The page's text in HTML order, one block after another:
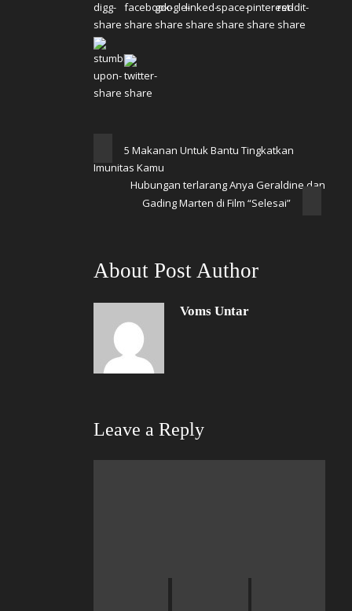
5 Makanan Untuk Bantu Tingkatkan
Imunitas Kamu
Hubungan terlarang Anya Geraldine dan
Gading Marten di Film “Selesai”
About Post Author
Voms Untar
Leave a Reply